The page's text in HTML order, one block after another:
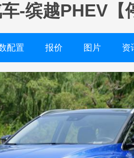
-缤越PHEV【
配置 报价 图片 资